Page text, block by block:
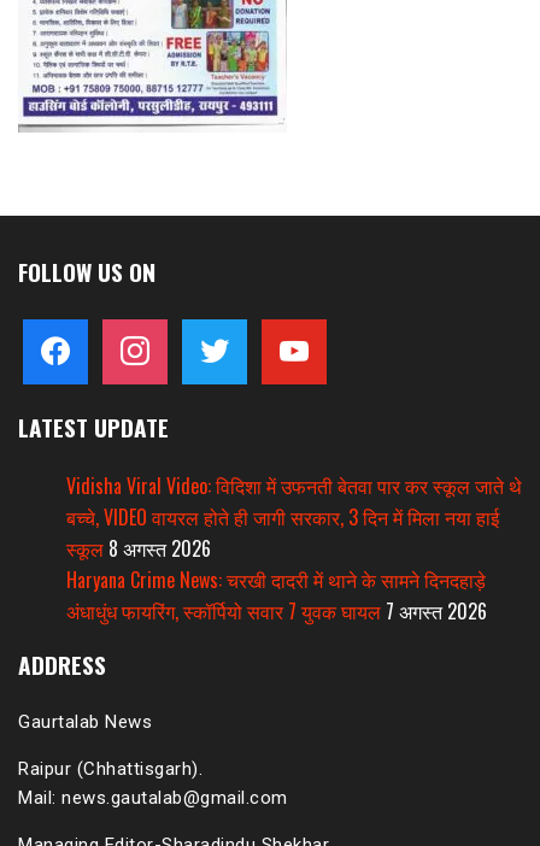
FOLLOW US ON
facebook instagram twitter
LATEST UPDATE
Vidisha Viral Video: विदिशा में उफनती बेतवा पार कर स्कूल जाते थे
बच्चे, VIDEO वायरल होते ही जागी सरकार, 3 दिन में मिला नया हाई
स्कूल 8 अगस्त 2026
Haryana Crime News: चरखी दादरी में थाने के सामने दिनदहाड़े
अंधाधुंध फायरिंग, स्कॉर्पियो सवार 7 युवक घायल 7 अगस्त 2026
ADDRESS
Gaurtalab News
Raipur (Chhattisgarh).
Mail: news.gautalab@gmail.com